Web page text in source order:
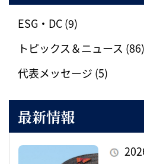
ESG・DC (9)
トピックス＆ニュース (86)
代表メッセージ (5)
最新情報